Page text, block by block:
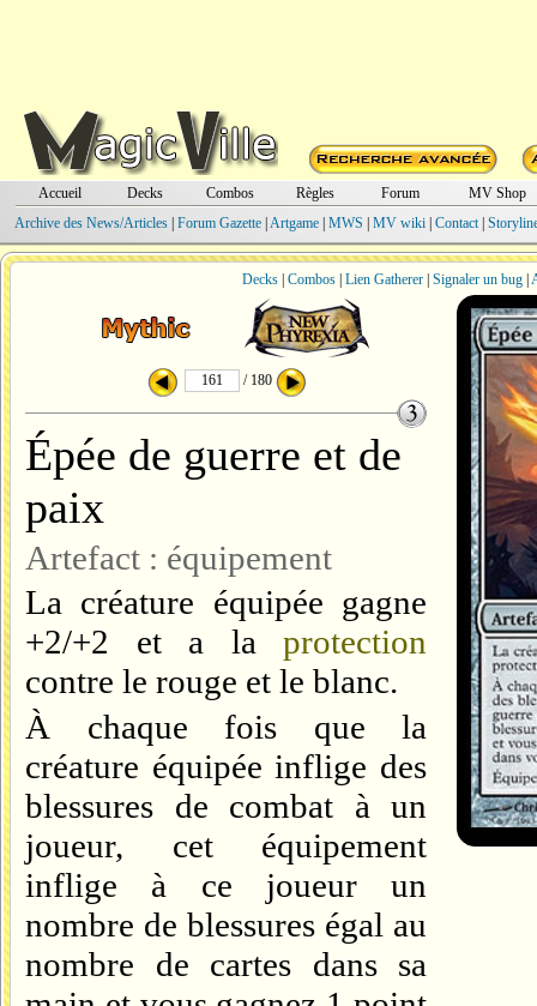
Accueil Decks Combos Règles Forum
MV Shop
Archive des News/Articles| Forum Gazette| Artgame| MWS MV wiki| Contact|
Decks Combos Lien Gatherer Signaler un bug
/ 180
Épée de guerre et de
paix
Artefact : équipement
La créature équipée gagne
+2/+2 et a la protection
contre le rouge et le blanc.
À chaque fois que la
créature équipée inflige des
blessures de combat à un
joueur, cet équipement
inflige à ce joueur un
nombre de blessures égal au
nombre de cartes dans sa